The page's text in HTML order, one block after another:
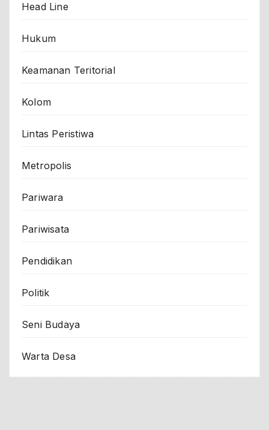
Head Line
Hukum
Keamanan Teritorial
Kolom
Lintas Peristiwa
Metropolis
Pariwara
Pariwisata
Pendidikan
Politik
Seni Budaya
Warta Desa